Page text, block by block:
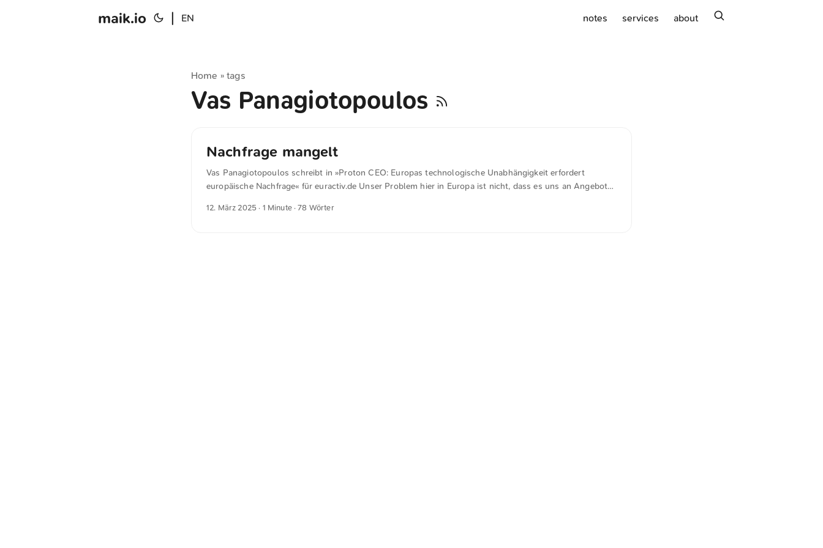
maik.io EN notes services about
Home »tags
Vas Panagiotopoulos
Nachfrage mangelt
Vas Panagiotopoulos schreibt in »Proton CEO: Europas technologische Unabhängigkeit erfordert
europäische Nachfrage« für euractiv.de Unser Problem hier in Europa ist nicht, dass es uns an Angebot
gleiche Leistung auch billiger anbieten. Wir müssen eine Nachfrage nach europäischen Produkten
12. März 2025 · 1 Minute · 78 Wörter